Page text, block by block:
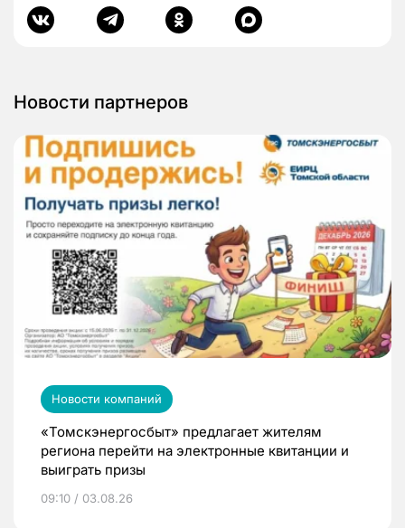
Новости партнеров
Новости компаний
«Томскэнергосбыт» предлагает жителям
региона перейти на электронные квитанции и
выиграть призы
09:10 / 03.08.26